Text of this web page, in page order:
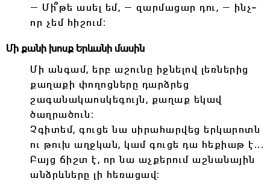
― Մի՞թե ասել եմ, ― զարմացար դու, ― ինչ֊
որ չեմ հիշում։
Մի քանի խոսք Երևանի մասին
Մի անգամ, երբ աշունը իջնելով լեռներից
քաղաքի փողոցները դարձրեց
շագանակաոսկեգույն, քաղաք եկավ
ծաղրածուն։
Չգիտեմ, գուցե նա սիրահարվեց երկարոտն
ու թուխ աղջկան, կամ գուցե դա հեքիաթ է․․․
Բայց ճիշտ է, որ նա աչքերում աշնանային
անձրևները լի հեռացավ։